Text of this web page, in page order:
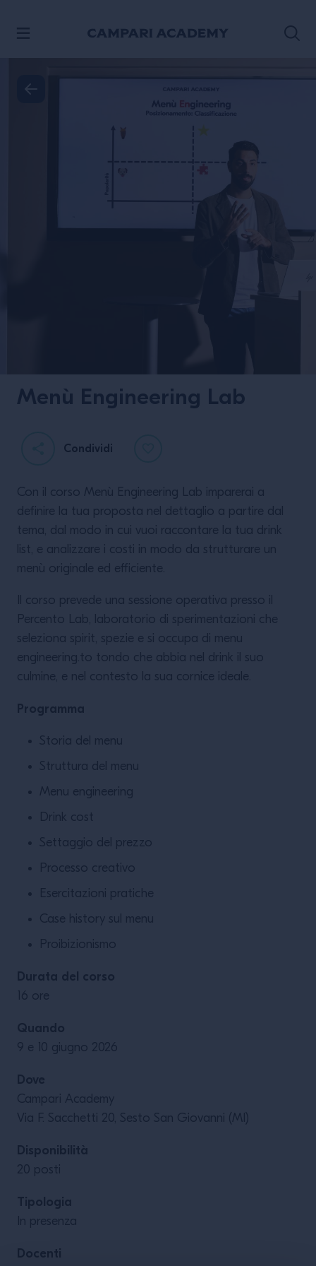
LEGGI DI PIÙ
Menù Engineering Lab
Condividi
Con il corso Menù Engineering Lab imparerai a
definire la tua proposta nel dettaglio a partire dal
tema, dal modo in cui vuoi raccontare la tua drink
list, e analizzare i costi in modo da strutturare un
menù originale ed efficiente.
Il corso prevede una sessione operativa presso il
Percento Lab, laboratorio di sperimentazioni che
seleziona spirit, spezie e si occupa di menu
engineering.to tondo che abbia nel drink il suo
culmine, e nel contesto la sua cornice ideale.
Programma
Storia del menu
Struttura del menu
Menu engineering
Drink cost
Settaggio del prezzo
Processo creativo
Esercitazioni pratiche
Case history sul menu
Proibizionismo
Durata del corso
16 ore
Quando
9 e 10 giugno 2026
Dove
Campari Academy
Via F. Sacchetti 20, Sesto San Giovanni (MI)
Disponibilità
20 posti
Tipologia
In presenza
Docenti